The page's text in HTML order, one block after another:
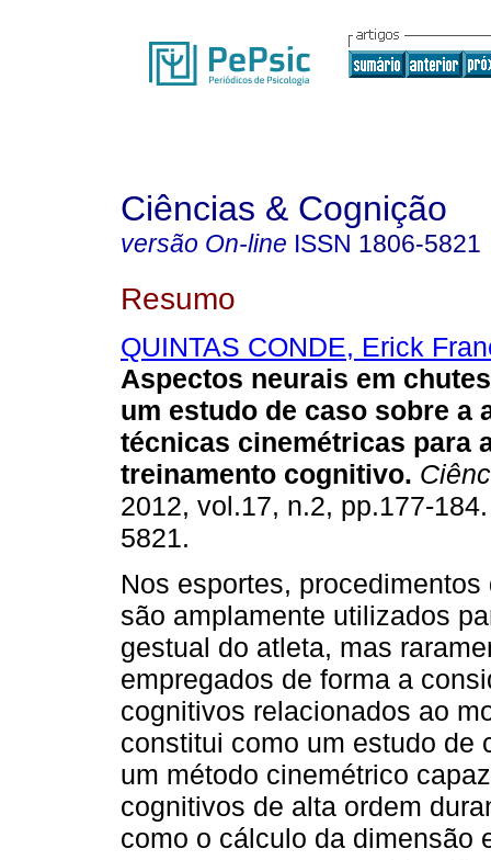
Ciências & Cognição
versão On-line ISSN 1806-5821
Resumo
QUINTAS CONDE, Erick
Aspectos neurais em
um estudo de caso sobre a
técnicas cinemétricas para
treinamento cognitivo.
2012, vol.17, n.2, pp.177-
5821.
Nos esportes,
são amplamente utilizados
gestual do atleta, mas
empregados de forma a
cognitivos relacionados ao
constitui como um estudo de
um método cinemétrico
cognitivos de alta ordem
como o cálculo da dimensão